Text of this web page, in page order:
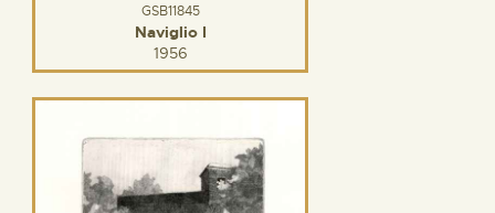
GSB11845
Naviglio I
1956